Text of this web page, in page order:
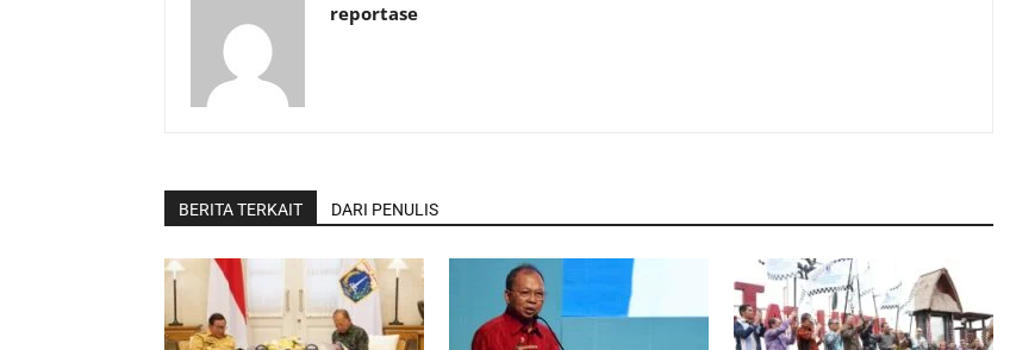
reportase
BERITA TERKAIT DARI PENULIS